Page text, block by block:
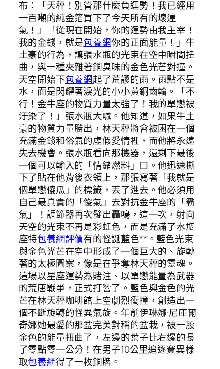
布：「天秤！別管那什麼負運勢！我已經用
一百噸的純金箔買下了今天所有的壞運
氣！」「從現在開始，你的運勢由我主宰！
我的金錢，就是包養網你的正面能量！」牛
土豪的行為，讓張水瓶的光束在空中瞬間扭
曲，與一種夾雜著銅臭味的金色光芒對撞。
天空開始下包養網起了荒謬的雨。雨點不是
水，而是閃耀著淚光的小小黃銅齒輪。「不
行！金牛座的物質力量太強了！我的單戀被
汙染了！」張水瓶大喊。他知道，如果牛土
豪的物質力量勝出，林天秤將會被困在一個
充滿金錢和俗氣的虛假愛情裡，而他將永遠
失去機會。張水瓶看向那機器，還剩下最後
一個可以輸入的「情緒燃料」口。他迅速撕
下了貼在他背後衣領上，那張寫著「我就是
個單戀傻瓜」的標籤，丟了進去。他必須用
自己最真實的「傻氣」去對抗金牛座的「霸
氣」！調節器再次發出轟鳴，這一次，射向
天空的光束不再是彩虹色，而是充滿了水瓶
座特包養網評價有的怪誕藍色**。藍色光束
與金色光芒在空中形成了一個巨大的、旋轉
著的太極圖案，像是在爭奪林天秤的靈魂。
這場以星座運勢為賭注、以單戀能量為武器
的荒唐戰爭，正式打響了。藍色與金色的光
芒在林天秤咖啡館上空劇烈衝撞，創造出一
個不斷旋轉的怪異氣旋。年前伊琳娜·尼庫爾
奇娜她最愛的那盆完美對稱的盆栽，被一股
金色的能量扭曲了，左邊的葉子比右邊的長
了零點零一公分！在男子10公里追逐賽異樣
取包養網得了一枚銅牌。